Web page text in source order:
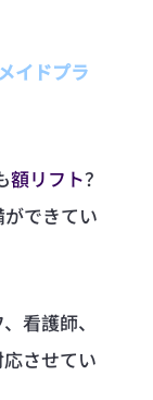
イドプラ
額リフト？
できてい
看護師、
させてい